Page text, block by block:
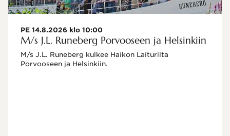
PE 14.8.2026 klo 10:00
M/s J.L. Runeberg Porvooseen ja Helsinkiin
M/s J.L. Runeberg kulkee Haikon Laiturilta
Porvooseen ja Helsinkiin.